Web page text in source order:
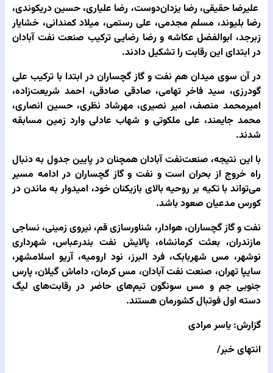
علیرضا حقیقی، رضا یزدان‌دوست، رضا علیاری، حسین دریکوندی،
رضا بلیوند، مسلم مجدمی، علی رستمی، میلاد کمندانی، خشایار
زبرجد، ابوالفضل عکاشه و رضا رضایی ترکیب صنعت نفت آبادان
در ابتدای این رقابت را تشکیل دادند.
در آن سوی میدان هم نفت و گاز گچساران در ابتدا با ترکیب علی
گودرزی، سید فاخر تهامی، صادقی صادقی، احمد شریعت‌زاده،
امیرمحمد منصف، امیر نصیری، مهرشاد نظری، حسین انصاری،
محمد جایمند، علی ملکوتی و شهاب عادلی وارد زمین مسابقه
شدند.
با این نتیجه، صنعت‌نفت آبادان همچنان در پایین جدول به دنبال
راه خروج از بحران است و نفت و گاز گچساران در ادامه مسیر
می‌تواند با تکیه بر روحیه بالای بازیکنان خود، امیدوار به ماندن در
کورس مدعیان صعود باشد.
نفت و گاز گچساران، هوادار، شناورسازی قم، نیروی زمینی، نساجی
مازندران، بعثت کرمانشاه، پالایش نفت بندرعباس، شهرداری
نوشهر، مس شهربابک، فرد البرز، نود ارومیه، آریو اسلامشهر،
سایپا تهران، صنعت نفت آبادان، مس کرمان، داماش گیلان، پارس
جنوبی جم و مس سونگون تیم‌های حاضر در رقابت‌های لیگ
دسته اول فوتبال کشورمان هستند.
گزارش: یاسر مرادی
انتهای خبر/